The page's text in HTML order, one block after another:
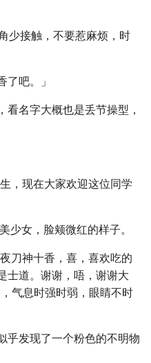
少接触，不要惹麻烦，时
了吧。」
看名字大概也是丢节操型，
，现在大家欢迎这位同学
少女，脸颊微红的样子。
刀神十香，喜，喜欢吃的
士道。谢谢，唔，谢谢大
气息时强时弱，眼睛不时
乎发现了一个粉色的不明物